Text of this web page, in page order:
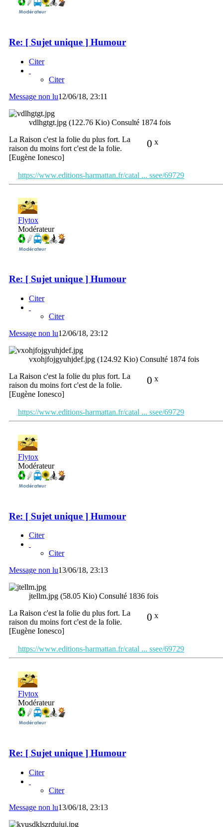
Re: [ Sujet unique ] Humour
Citer
Citer
Message non lu12/06/18, 23:11
vdlhgtgt.jpg (122.76 Kio) Consulté 1874 fois
0 x
La Raison c'est la folie du plus fort. La
raison du moins fort c'est de la folie.
[Eugène Ionesco]
https://www.editions-harmattan.fr/catal ... ssee/69729
Flytox
Modérateur
Re: [ Sujet unique ] Humour
Citer
Citer
Message non lu12/06/18, 23:12
vxohjfojgyuhjdef.jpg (124.92 Kio) Consulté 1874 fois
0 x
La Raison c'est la folie du plus fort. La
raison du moins fort c'est de la folie.
[Eugène Ionesco]
https://www.editions-harmattan.fr/catal ... ssee/69729
Flytox
Modérateur
Re: [ Sujet unique ] Humour
Citer
Citer
Message non lu13/06/18, 23:13
jtellm.jpg (58.05 Kio) Consulté 1836 fois
0 x
La Raison c'est la folie du plus fort. La
raison du moins fort c'est de la folie.
[Eugène Ionesco]
https://www.editions-harmattan.fr/catal ... ssee/69729
Flytox
Modérateur
Re: [ Sujet unique ] Humour
Citer
Citer
Message non lu13/06/18, 23:13